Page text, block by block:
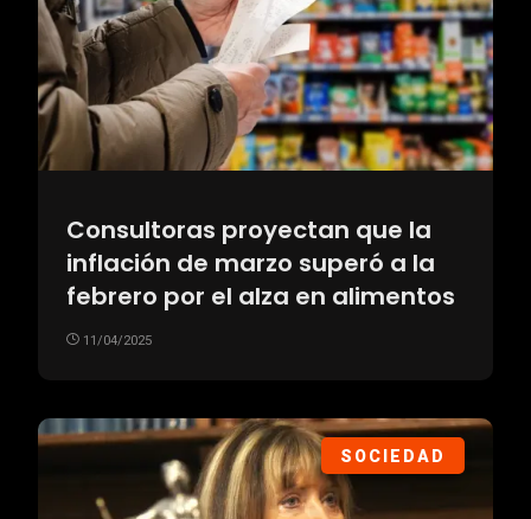
Consultoras proyectan que la
inflación de marzo superó a la
febrero por el alza en alimentos
11/04/2025
SOCIEDAD